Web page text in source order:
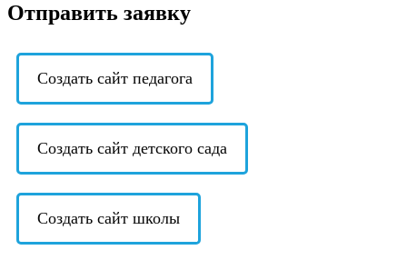
Отправить заявку
Создать сайт педагога
Создать сайт детского сада
Создать сайт школы